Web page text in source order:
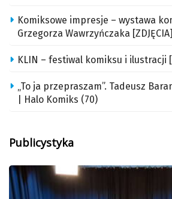
Komiksowe impresje – wystawa
Grzegorza Wawrzyńczaka [ZDJĘCIA]
KLIN – festiwal komiksu i ilustracji
„To ja przepraszam”. Tadeusz
| Halo Komiks (70)
Publicystyka